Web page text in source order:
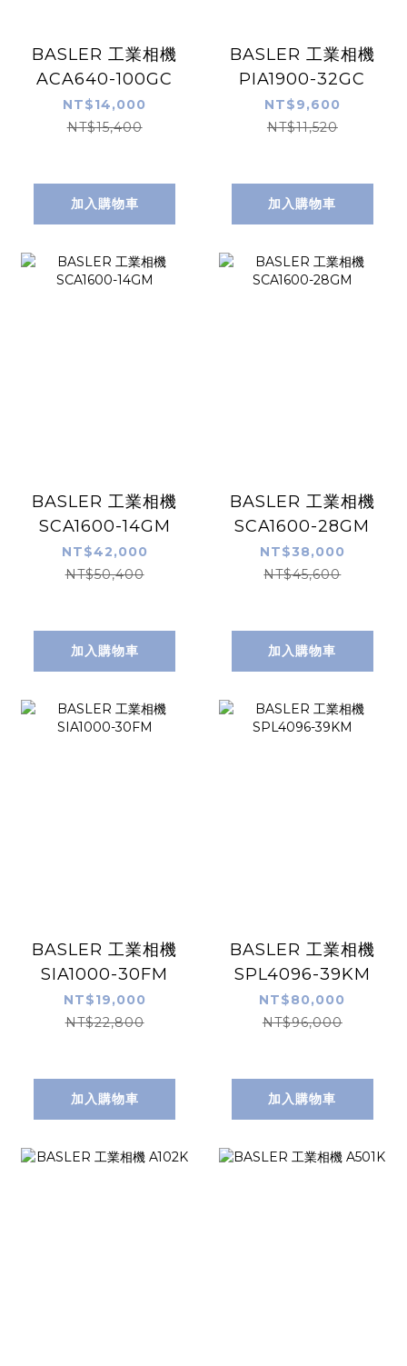
BASLER 工業相機
ACA640-100GC
NT$14,000
NT$15,400
加入購物車
BASLER 工業相機
PIA1900-32GC
NT$9,600
NT$11,520
加入購物車
BASLER 工業相機
SCA1600-14GM
NT$42,000
NT$50,400
加入購物車
BASLER 工業相機
SCA1600-28GM
NT$38,000
NT$45,600
加入購物車
BASLER 工業相機
SIA1000-30FM
NT$19,000
NT$22,800
加入購物車
BASLER 工業相機
SPL4096-39KM
NT$80,000
NT$96,000
加入購物車